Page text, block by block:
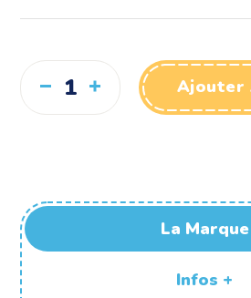
Ajouter
La Marque
Infos +